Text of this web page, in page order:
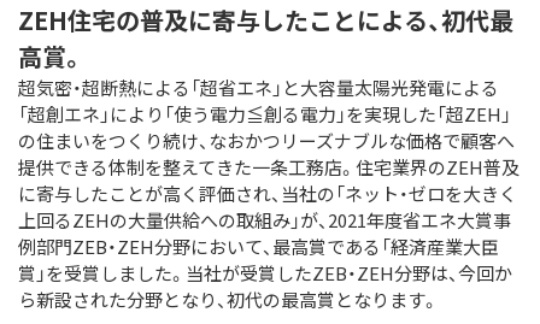
ZEH住宅の普及に寄与したことによる、初代最
高賞。
超気密・超断熱による「超省エネ」と大容量太陽光発電による
「超創エネ」により「使う電力≦創る電力」を実現した「超ZEH」
の住まいをつくり続け、なおかつリーズナブルな価格で顧客へ
提供できる体制を整えてきた一条工務店。住宅業界のZEH普及
に寄与したことが高く評価され、当社の「ネット・ゼロを大きく
上回るZEHの大量供給への取組み」が、2021年度省エネ大賞事
例部門ZEB・ZEH分野において、最高賞である「経済産業大臣
賞」を受賞しました。当社が受賞したZEB・ZEH分野は、今回か
ら新設された分野となり、初代の最高賞となります。